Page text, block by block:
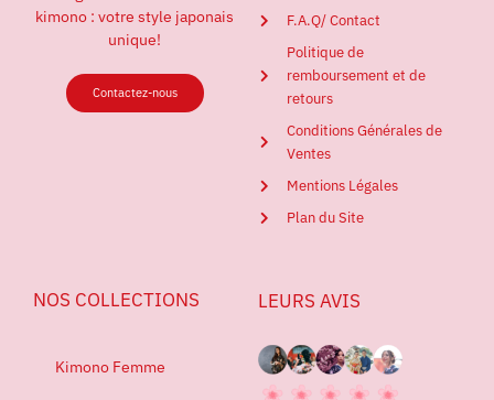
kimono : votre style japonais
unique!
Contactez-nous
F.A.Q/ Contact
Politique de
remboursement et de
retours
Conditions Générales de
Ventes
Mentions Légales
Plan du Site
NOS COLLECTIONS
Kimono Femme
LEURS AVIS